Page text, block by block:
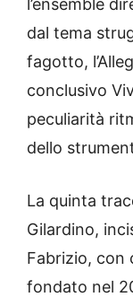
dal tema
fagotto,
conclusivo
peculiarità
dello
La quinta
Gilardino,
Fabrizio, con
fondato nel